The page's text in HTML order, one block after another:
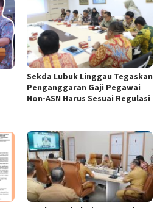
Sekda Lubuk Linggau Tegaskan
Penganggaran Gaji Pegawai
Non-ASN Harus Sesuai Regulasi